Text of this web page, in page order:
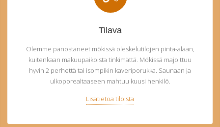
Tilava
Olemme panostaneet mökissä oleskelutilojen pinta-alaan,
kuitenkaan makuupaikoista tinkimättä. Mökissä majoittuu
hyvin 2 perhettä tai isompikin kaveriporukka. Saunaan ja
ulkoporealtaaseen mahtuu kuusi henkilö.
Lisätietoa tiloista